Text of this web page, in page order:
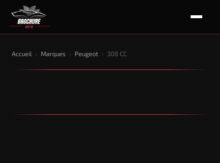
Accueil › Marques › Peugeot › 308 CC